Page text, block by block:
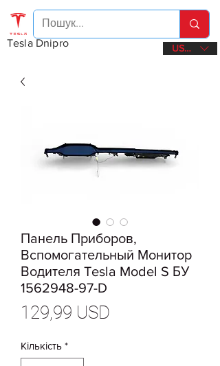
Tesla Dnipro USD ($)
Панель Приборов,
Вспомогательный Монитор
Водителя Tesla Model S БУ
1562948-97-D
129,99 USD
Кількість *